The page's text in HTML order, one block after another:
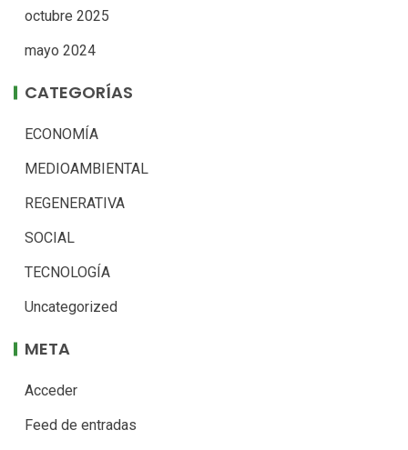
octubre 2025
mayo 2024
CATEGORÍAS
ECONOMÍA
MEDIOAMBIENTAL
REGENERATIVA
SOCIAL
TECNOLOGÍA
Uncategorized
META
Acceder
Feed de entradas